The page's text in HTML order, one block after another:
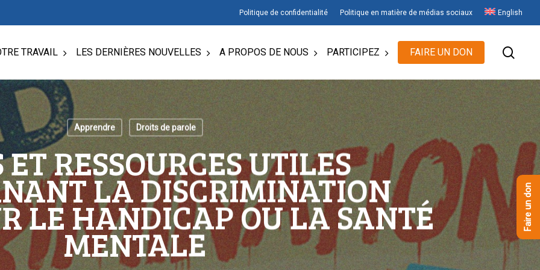
Politique de confidentialité Politique en matière de médias sociaux English
TRAVAIL LES DERNIÈRES NOUVELLES A PROPOS DE NOUS PARTICIPEZ FAIRE UN DON
Apprendre Droits de parole
RESSOURCES UTILES
LA DISCRIMINATION
LE HANDICAP OU LA SANTÉ
MENTALE
Faire un don